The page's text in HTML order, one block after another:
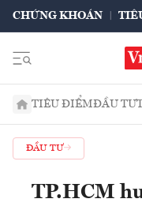
CHỨNG KHOÁN
TIÊU ĐIỂMĐẦU TƯ
ĐẦU TƯ
TP.HCM